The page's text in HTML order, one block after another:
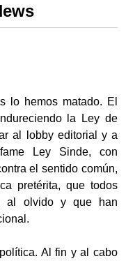
lo hemos matado. El
la Ley de
al lobby editorial y a
Ley Sinde, con
el sentido común,
pretérita, que todos
al olvido y que han
Al fin y al cabo